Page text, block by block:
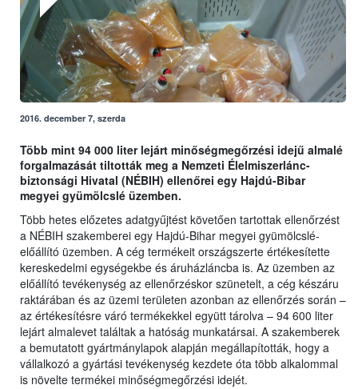
2016. december 7, szerda
Több mint 94 000 liter lejárt minőségmegőrzési idejű almalé
forgalmazását tiltották meg a Nemzeti Élelmiszerlánc-
biztonsági Hivatal (NÉBIH) ellenőrei egy Hajdú-Bibar
megyei gyümölcslé üzemben.
Több hetes előzetes adatgyűjtést követően tartottak ellenőrzést
a NÉBIH szakemberei egy Hajdú-Bihar megyei gyümölcslé-
előállító üzemben. A cég termékeit országszerte értékesítette
kereskedelmi egységekbe és áruházláncba is. Az üzemben az
előállító tevékenység az ellenőrzéskor szünetelt, a cég készáru
raktárában és az üzemi területen azonban az ellenőrzés során –
az értékesítésre váró termékekkel együtt tárolva – 94 600 liter
lejárt almalevet találtak a hatóság munkatársai. A szakemberek
a bemutatott gyártmánylapok alapján megállapították, hogy a
vállalkozó a gyártási tevékenység kezdete óta több alkalommal
is növelte termékei minőségmegőrzési idejét.